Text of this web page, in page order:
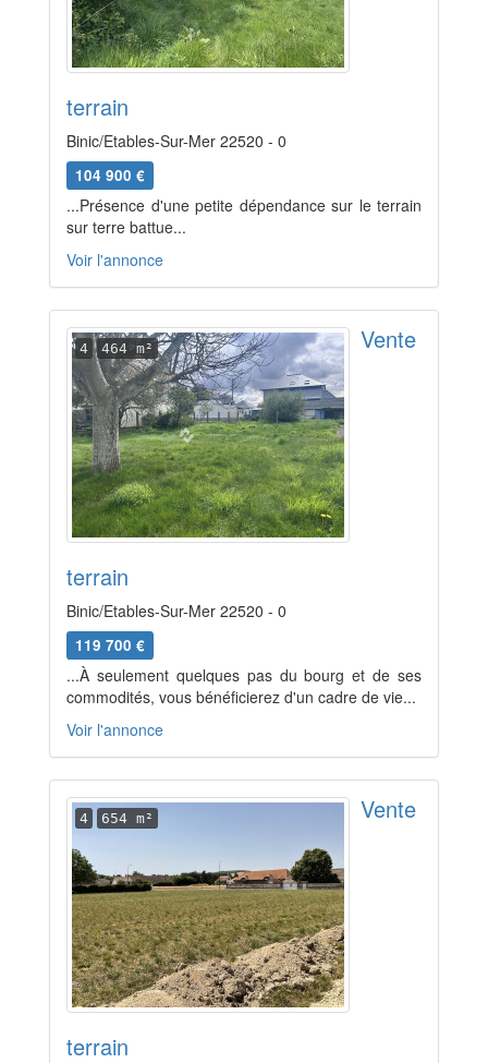
terrain
Binic/Etables-Sur-Mer 22520 - 0
104 900 €
...Présence d'une petite dépendance sur le terrain
sur terre battue...
Voir l'annonce
4 464 m² Vente
terrain
Binic/Etables-Sur-Mer 22520 - 0
119 700 €
...À seulement quelques pas du bourg et de ses
commodités, vous bénéficierez d'un cadre de vie...
Voir l'annonce
4 654 m² Vente
terrain